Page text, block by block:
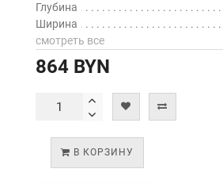
Глубина
Ширина
смотреть все
864 BYN
В КОРЗИНУ